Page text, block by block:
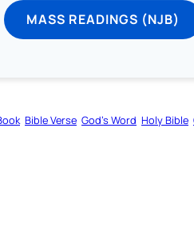
MASS READINGS (NJB)
Bible Verse God’s Word Holy Bible